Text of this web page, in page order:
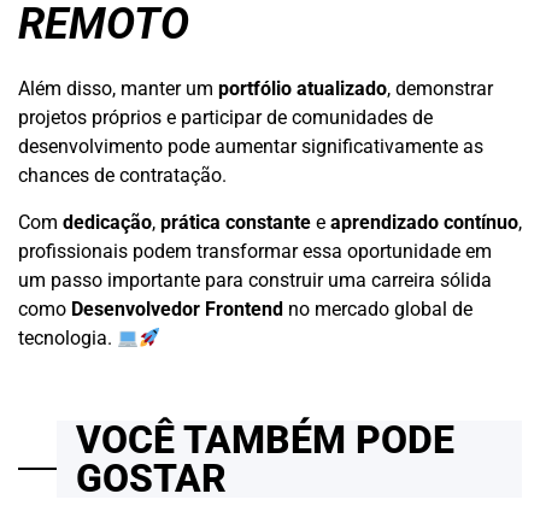
REMOTO
Além disso, manter um portfólio atualizado, demonstrar
projetos próprios e participar de comunidades de
desenvolvimento pode aumentar significativamente as
chances de contratação.
Com dedicação, prática constante e aprendizado contínuo,
profissionais podem transformar essa oportunidade em
um passo importante para construir uma carreira sólida
como Desenvolvedor Frontend no mercado global de
tecnologia.
VOCÊ TAMBÉM PODE
GOSTAR